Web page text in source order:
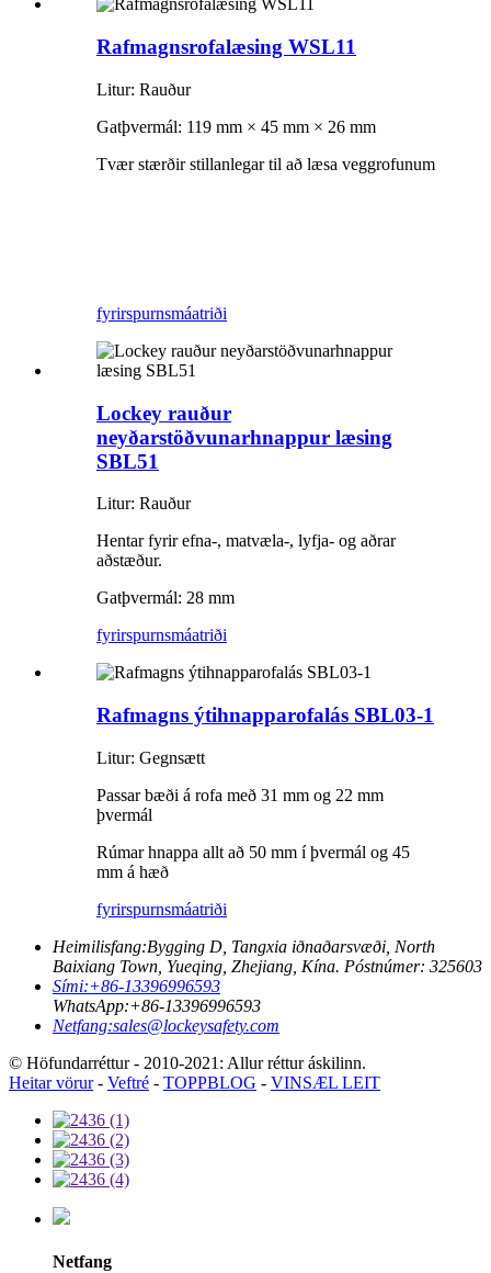
Rafmagnsrofalæsing WSL11
Litur: Rauður
Gatþvermál: 119 mm × 45 mm × 26 mm
Tvær stærðir stillanlegar til að læsa veggrofunum
fyrirspurnsmáatriði
Lockey rauður
neyðarstöðvunarhnappur læsing
SBL51
Litur: Rauður
Hentar fyrir efna-, matvæla-, lyfja- og aðrar
aðstæður.
Gatþvermál: 28 mm
fyrirspurnsmáatriði
Rafmagns ýtihnapparofalás SBL03-1
Litur: Gegnsætt
Passar bæði á rofa með 31 mm og 22 mm
þvermál
Rúmar hnappa allt að 50 mm í þvermál og 45
mm á hæð
fyrirspurnsmáatriði
Heimilisfang:Bygging D, Tangxia iðnaðarsvæði, North
Baixiang Town, Yueqing, Zhejiang, Kína. Póstnúmer: 325603
Sími:+86-13396996593
WhatsApp:+86-13396996593
Netfang:sales@lockeysafety.com
© Höfundarréttur - 2010-2021: Allur réttur áskilinn.
Heitar vörur- Veftré - TOPPBLOG - VINSÆL LEIT
Netfang